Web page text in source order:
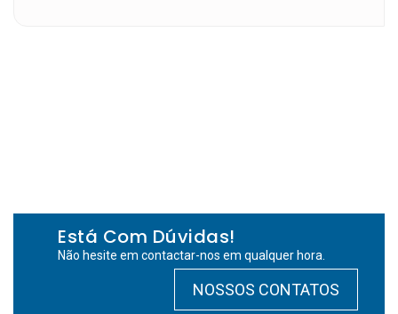
Está Com Dúvidas!
Não hesite em contactar-nos em qualquer hora.
NOSSOS CONTATOS